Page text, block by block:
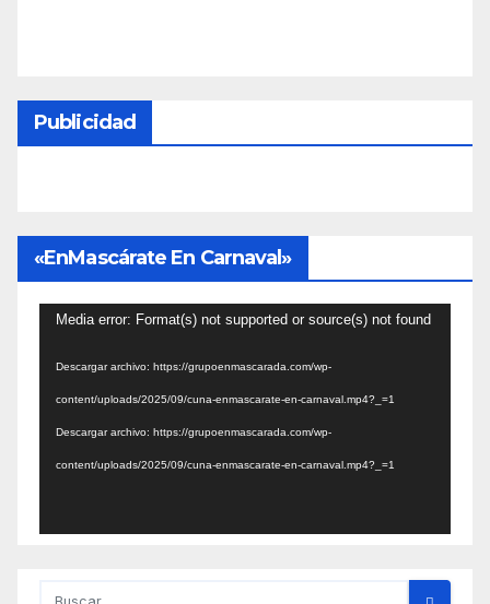
Publicidad
«EnMascárate En Carnaval»
Reproductor
Media error: Format(s) not supported or source(s) not found
Descargar archivo: https://grupoenmascarada.com/wp-
content/uploads/2025/09/cuna-enmascarate-en-carnaval.mp4?_=1
Descargar archivo: https://grupoenmascarada.com/wp-
content/uploads/2025/09/cuna-enmascarate-en-carnaval.mp4?_=1